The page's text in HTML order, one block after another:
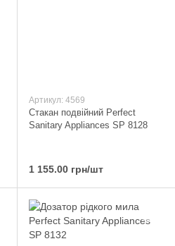
Артикул: 4569
Стакан подвійний Perfect
Sanitary Appliances SP 8128
1 155.00 грн/шт